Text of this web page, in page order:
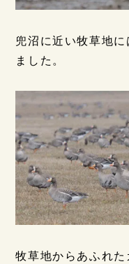
兜沼に近い牧草地
ました。
牧草地からあふれ